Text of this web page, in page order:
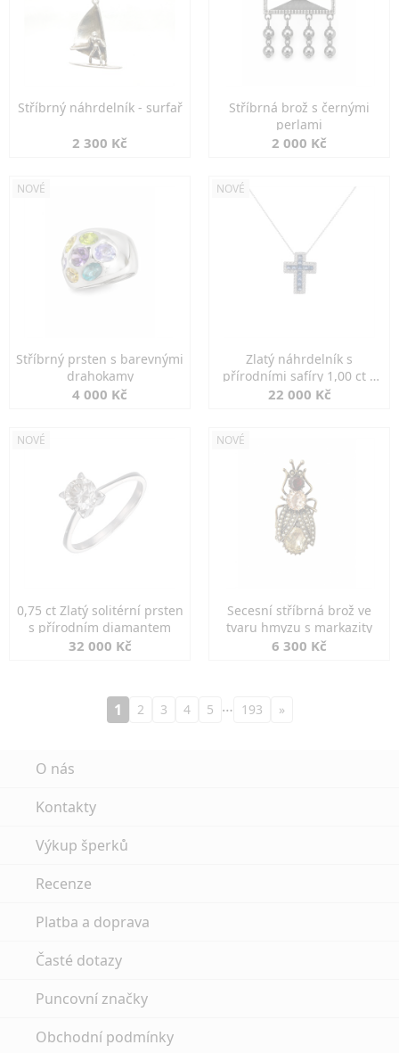
Stříbrný náhrdelník - surfař
2 300 Kč
Stříbrná brož s černými
perlami
2 000 Kč
NOVÉ
Stříbrný prsten s barevnými
drahokamy
4 000 Kč
NOVÉ
Zlatý náhrdelník s
přírodními safíry 1,00 ct a
diamanty
22 000 Kč
NOVÉ
0,75 ct Zlatý solitérní prsten
s přírodním diamantem
32 000 Kč
NOVÉ
Secesní stříbrná brož ve
tvaru hmyzu s markazity
6 300 Kč
1 2 3 4 5 … 193 »
O nás
Kontakty
Výkup šperků
Recenze
Platba a doprava
Časté dotazy
Puncovní značky
Obchodní podmínky